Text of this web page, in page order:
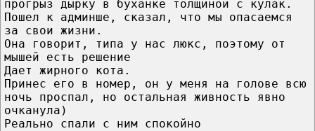
прогрыз дырку в буханке толщиной с кулак.
Пошел к админше, сказал, что мы опасаемся
за свои жизни.
Она говорит, типа у нас люкс, поэтому от
мышей есть решение
Дает жирного кота.
Принес его в номер, он у меня на голове всю
ночь проспал, но остальная живность явно
очканула)
Реально спали с ним спокойно